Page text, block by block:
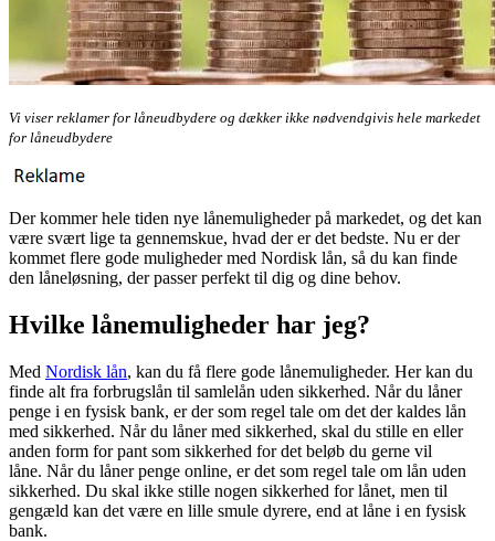
Vi viser reklamer for låneudbydere og dækker ikke nødvendgivis hele markedet
for låneudbydere
Der kommer hele tiden nye lånemuligheder på markedet, og det kan
være svært lige ta gennemskue, hvad der er det bedste. Nu er der
kommet flere gode muligheder med Nordisk lån, så du kan finde
den låneløsning, der passer perfekt til dig og dine behov.
Hvilke lånemuligheder har jeg?
Med Nordisk lån, kan du få flere gode lånemuligheder. Her kan du
finde alt fra forbrugslån til samlelån uden sikkerhed. Når du låner
penge i en fysisk bank, er der som regel tale om det der kaldes lån
med sikkerhed. Når du låner med sikkerhed, skal du stille en eller
anden form for pant som sikkerhed for det beløb du gerne vil
låne. Når du låner penge online, er det som regel tale om lån uden
sikkerhed. Du skal ikke stille nogen sikkerhed for lånet, men til
gengæld kan det være en lille smule dyrere, end at låne i en fysisk
bank.